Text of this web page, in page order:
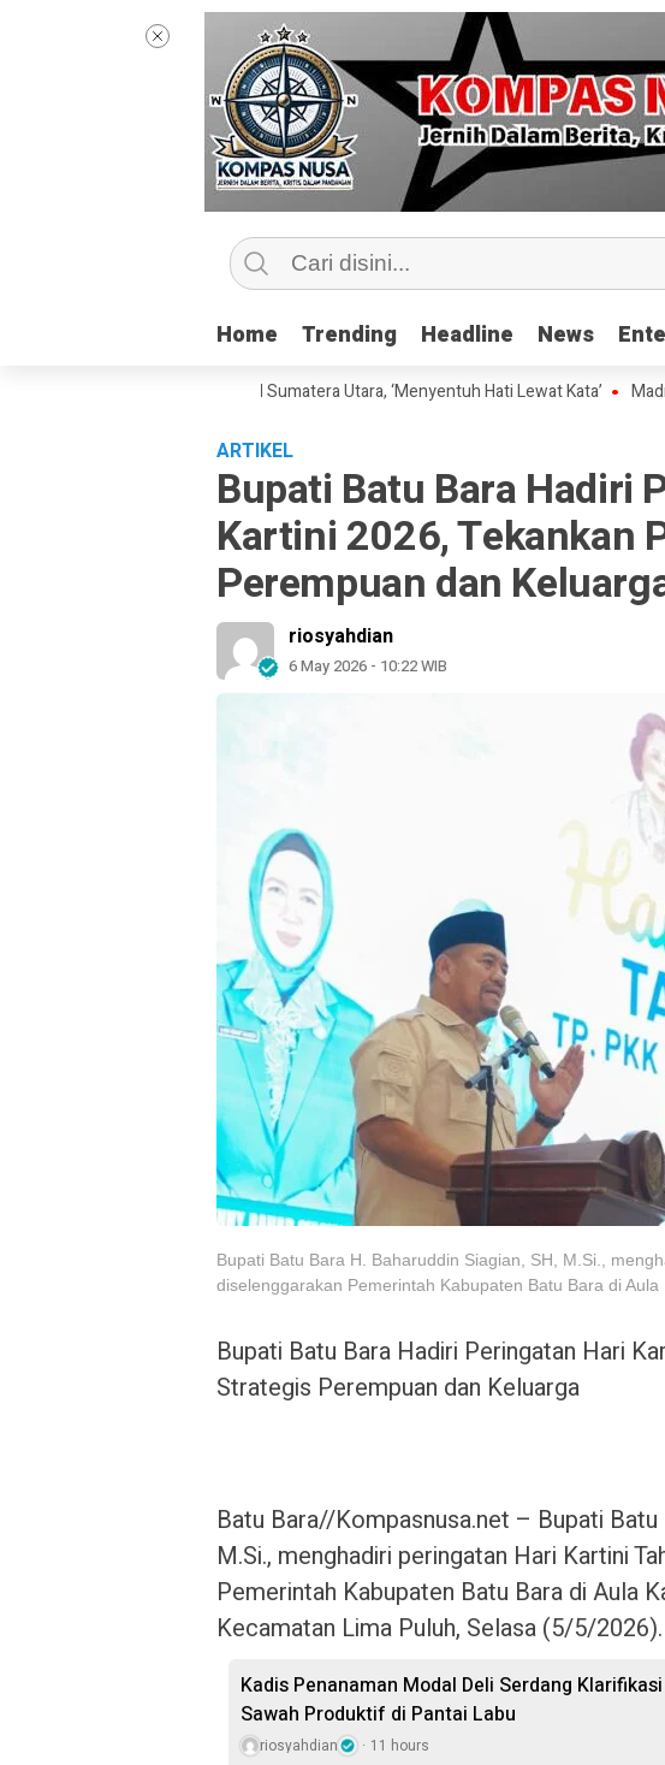
Home Trending Headline News
Home Trending Headline News
Sang Praktisi di UIN Sumatera Utara, ‘Menyentuh Hati Lewat Kata’ Madrasah
ARTIKEL
Bupati Batu Bara Hadiri
Kartini 2026, Tekankan
Perempuan dan
riosyahdian
6 May 2026 - 10:22 WIB
Bupati Batu Bara H. Baharuddin Siagian, SH, M.Si.,
diselenggarakan Pemerintah Kabupaten Batu Bara di Aula
Bupati Batu Bara Hadiri Peringatan Hari
Strategis Perempuan dan Keluarga
Batu Bara//Kompasnusa.net – Bupati Batu
M.Si., menghadiri peringatan Hari Kartini
Pemerintah Kabupaten Batu Bara di Aula
Kecamatan Lima Puluh, Selasa (5/5/2026).
Kadis Penanaman Modal Deli Serdang
Sawah Produktif di Pantai Labu
riosyahdian 11 hours